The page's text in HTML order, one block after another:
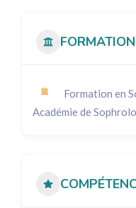
Formation en
Académie de